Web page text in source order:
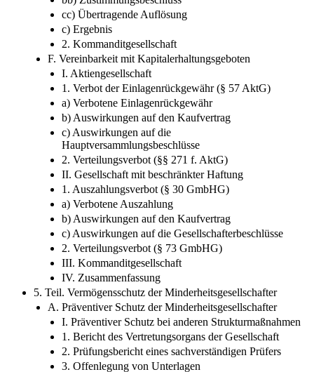
cc) Übertragende Auflösung
c) Ergebnis
2. Kommanditgesellschaft
F. Vereinbarkeit mit Kapitalerhaltungsgeboten
I. Aktiengesellschaft
1. Verbot der Einlagenrückgewähr (§ 57 AktG)
a) Verbotene Einlagenrückgewähr
b) Auswirkungen auf den Kaufvertrag
c) Auswirkungen auf die
Hauptversammlungsbeschlüsse
2. Verteilungsverbot (§§ 271 f. AktG)
II. Gesellschaft mit beschränkter Haftung
1. Auszahlungsverbot (§ 30 GmbHG)
a) Verbotene Auszahlung
b) Auswirkungen auf den Kaufvertrag
c) Auswirkungen auf die Gesellschafterbeschlüsse
2. Verteilungsverbot (§ 73 GmbHG)
III. Kommanditgesellschaft
IV. Zusammenfassung
5. Teil. Vermögensschutz der Minderheitsgesellschafter
A. Präventiver Schutz der Minderheitsgesellschafter
I. Präventiver Schutz bei anderen Strukturmaßnahmen
1. Bericht des Vertretungsorgans der Gesellschaft
2. Prüfungsbericht eines sachverständigen Prüfers
3. Offenlegung von Unterlagen